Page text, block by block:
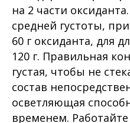
на 2 части
средней густоты,
60 г оксиданта, для
120 г. Правильная
густая, чтобы не
состав
осветляющая
временем.